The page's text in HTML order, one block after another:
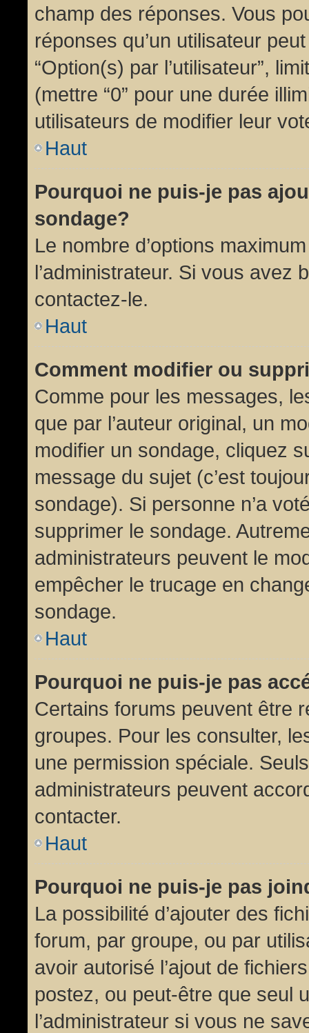
champ des réponses. Vous
réponses qu’un utilisateur
“Option(s) par l’utilisateur”,
(mettre “0” pour une durée
utilisateurs de modifier leur
Haut
Pourquoi ne puis-je pas
sondage?
Le nombre d’options
l’administrateur. Si vous avez
contactez-le.
Haut
Comment modifier ou
Comme pour les messages,
que par l’auteur original, un
modifier un sondage, cliquez
message du sujet (c’est
sondage). Si personne n’a
supprimer le sondage.
administrateurs peuvent le
empêcher le trucage en
sondage.
Haut
Pourquoi ne puis-je pas
Certains forums peuvent être
groupes. Pour les consulter,
une permission spéciale.
administrateurs peuvent
contacter.
Haut
Pourquoi ne puis-je pas
La possibilité d’ajouter des
forum, par groupe, ou par
avoir autorisé l’ajout de
postez, ou peut-être que seul
l’administrateur si vous ne